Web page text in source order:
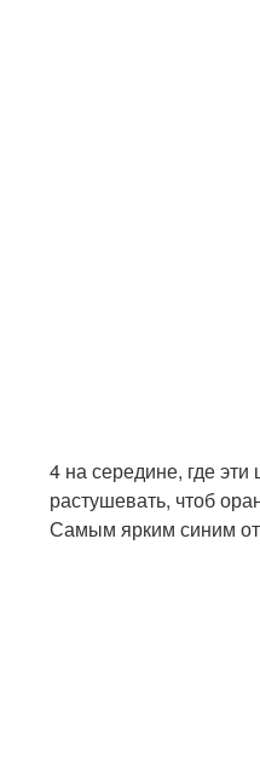
4 на середине, где
растушевать, чтоб
Самым ярким синим